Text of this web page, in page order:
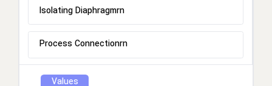
Isolating Diaphragmrn
Process Connectionrn
Values